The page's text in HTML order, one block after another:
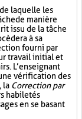
laquelle les
de manière
issu de la tâche
à sa
fourni par
travail initial et
L’enseignant
vérification des
la Correction par
habiletés
en se basant